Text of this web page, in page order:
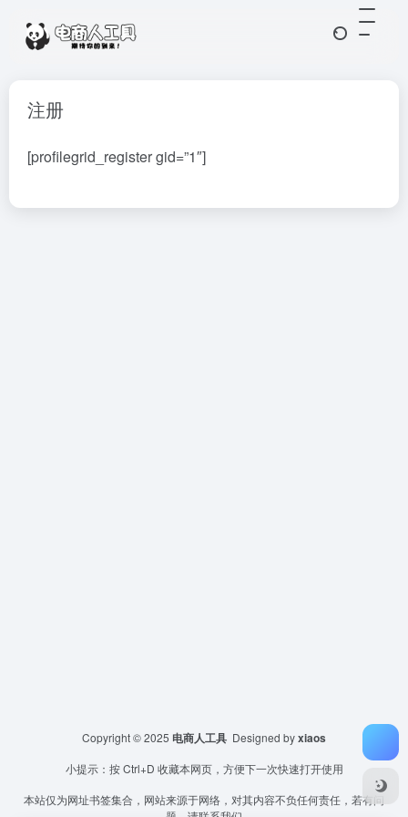
注册
[profilegrid_register gid=”1″]
Copyright © 2025 电商人工具 Designed byxiaos
小提示：按 Ctrl+D 收藏本网页，方便下一次快速打开使用
本站仅为网址书签集合，网站来源于网络，对其内容不负任何责任，若有问